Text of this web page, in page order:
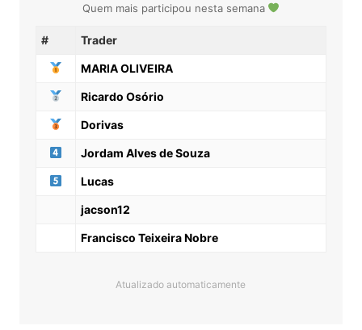
Quem mais participou nesta semana
# Trader
MARIA OLIVEIRA
Ricardo Osório
Dorivas
Jordam Alves de Souza
Lucas
jacson12
Francisco Teixeira Nobre
Atualizado automaticamente